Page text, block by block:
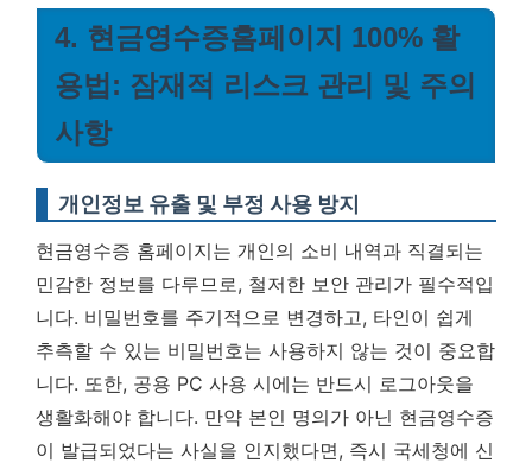
4. 현금영수증홈페이지 100% 활
용법: 잠재적 리스크 관리 및 주의
사항
개인정보 유출 및 부정 사용 방지
현금영수증 홈페이지는 개인의 소비 내역과 직결되는
민감한 정보를 다루므로, 철저한 보안 관리가 필수적입
니다. 비밀번호를 주기적으로 변경하고, 타인이 쉽게
추측할 수 있는 비밀번호는 사용하지 않는 것이 중요합
니다. 또한, 공용 PC 사용 시에는 반드시 로그아웃을
생활화해야 합니다. 만약 본인 명의가 아닌 현금영수증
이 발급되었다는 사실을 인지했다면, 즉시 국세청에 신